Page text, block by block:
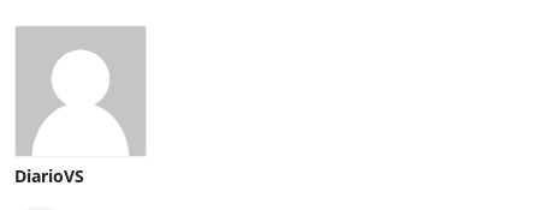
DiarioVS